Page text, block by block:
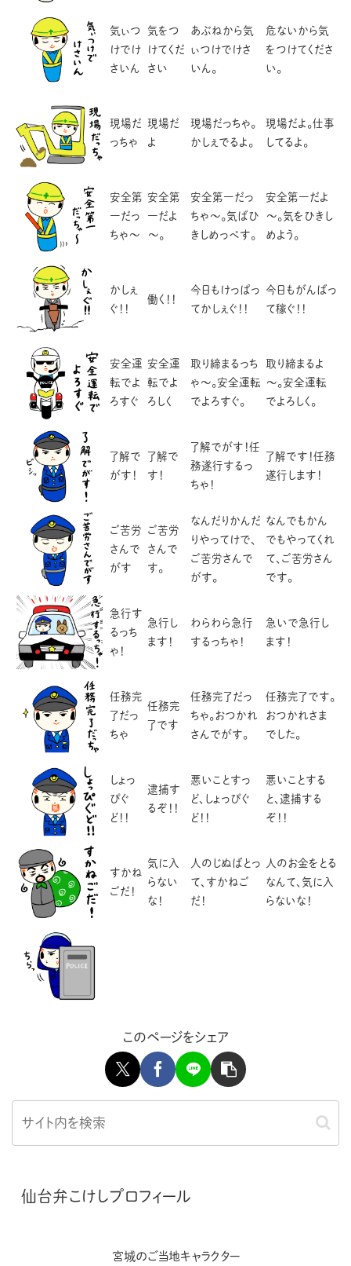
気ぃつ
けでけ
さいん
気をつ
けてくだ
さい
あぶねから気
ぃつけでけさ
いん。
危ないから気
をつけてくださ
い。
現場だ
っちゃ
現場だ
よ
現場だっちゃ。
かしぇでるよ。
現場だよ。仕事
してるよ。
安全第
一だっ
ちゃ～
安全第
一だよ
～。
安全第一だっ
ちゃ～。気ばひ
きしめっぺす。
安全第一だよ
～。気をひきし
めよう。
かしぇ
ぐ！！
働く！！
今日もけっぱっ
てかしぇぐ！！
今日もがんばっ
て稼ぐ！！
安全運
転でよ
ろすぐ
安全運
転でよ
ろしく
取り締まるっち
ゃ～。安全運転
でよろすぐ。
取り締まるよ
～。安全運転
でよろしく。
了解で
がす！
了解で
す！
了解でがす！任
務遂行するっ
ちゃ！
了解です！任務
遂行します！
ご苦労
さんで
がす
ご苦労
さんで
す。
なんだりかんだ
りやってけで、
ご苦労さんで
がす。
なんでもかん
でもやってくれ
て、ご苦労さん
です。
急行す
るっち
ゃ！
急行し
ます！
わらわら急行
するっちゃ！
急いで急行し
ます！
任務完
了だっ
ちゃ
任務完
了です
任務完了だっ
ちゃ。おつかれ
さんでがす。
任務完了です。
おつかれさま
でした。
しょっ
ぴぐ
ど！！
逮捕す
るぞ！！
悪いことすっ
ど、しょっぴぐ
ど！！
悪いことする
と、逮捕する
ぞ！！
すかね
ごだ！
気に入
らない
な！
人のじぬばとっ
て、すかねご
だ！
人のお金をとる
なんて、気に入
らないな！
このページをシェア
仙台弁こけしプロフィール
宮城のご当地キャラクター